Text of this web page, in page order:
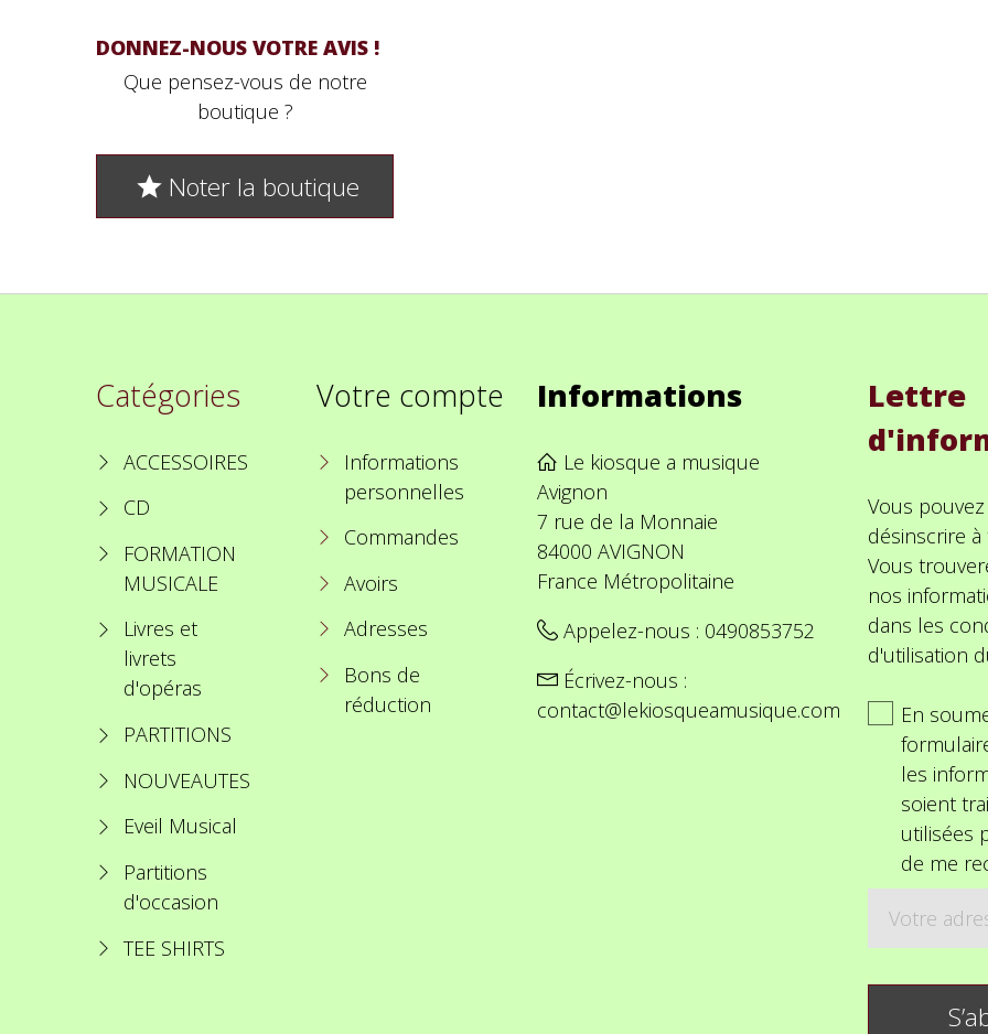
DONNEZ-NOUS VOTRE AVIS !
Que pensez-vous de notre
boutique ?
 Noter la boutique
Catégories
ACCESSOIRES
CD
FORMATION
MUSICALE
Livres et
livrets
d'opéras
PARTITIONS
NOUVEAUTES
Eveil Musical
Partitions
d'occasion
TEE SHIRTS
Votre compte
Informations
personnelles
Commandes
Avoirs
Adresses
Bons de
réduction
Informations
Le kiosque a musique
Avignon
7 rue de la Monnaie
84000 AVIGNON
France Métropolitaine
Appelez-nous : 0490853752
Écrivez-nous :
contact@lekiosqueamusique.com
Lettre
Vous
désinscrire
Vous
nos
dans les
d'utilisation
En
les
soient
utilisées
de me